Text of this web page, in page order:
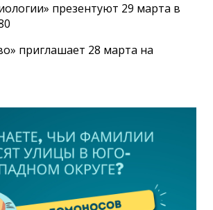
презентуют 29 марта в
приглашает 28 марта на